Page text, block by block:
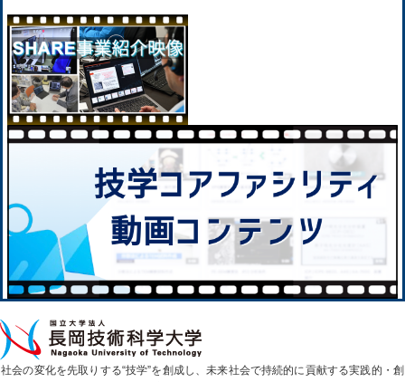
社会の変化を先取りする“技学”を創成し、未来社会で持続的に貢献する実践的・創